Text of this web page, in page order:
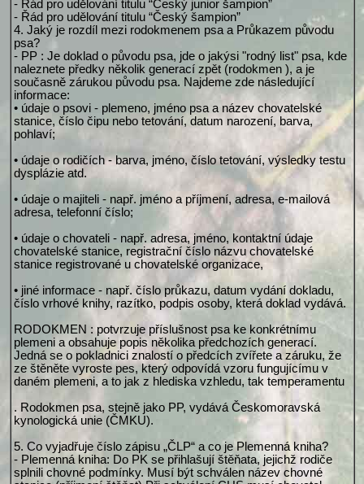
- Řád pro udělování titulu “Český junior šampion”
- Řád pro udělování titulu “Český šampion”
4. Jaký je rozdíl mezi rodokmenem psa a Průkazem původu
psa?
- PP : Je doklad o původu psa, jde o jakýsi "rodný list" psa, kde
naleznete předky několik generací zpět (rodokmen ), a je
současně zárukou původu psa. Najdeme zde následující
informace:
• údaje o psovi - plemeno, jméno psa a název chovatelské
stanice, číslo čipu nebo tetování, datum narození, barva,
pohlaví;
• údaje o rodičích - barva, jméno, číslo tetování, výsledky testu
dysplázie atd.
• údaje o majiteli - např. jméno a příjmení, adresa, e-mailová
adresa, telefonní číslo;
• údaje o chovateli - např. adresa, jméno, kontaktní údaje
chovatelské stanice, registrační číslo názvu chovatelské
stanice registrované u chovatelské organizace,
• jiné informace - např. číslo průkazu, datum vydání dokladu,
číslo vrhové knihy, razítko, podpis osoby, která doklad vydává.
RODOKMEN : potvrzuje příslušnost psa ke konkrétnímu
plemeni a obsahuje popis několika předchozích generací.
Jedná se o pokladnici znalostí o předcích zvířete a záruku, že
ze štěněte vyroste pes, který odpovídá vzoru fungujícímu v
daném plemeni, a to jak z hlediska vzhledu, tak temperamentu
. Rodokmen psa, stejně jako PP, vydává Českomoravská
kynologická unie (ČMKU).
5. Co vyjadřuje číslo zápisu „ČLP“ a co je Plemenná kniha?
- Plemenná kniha: Do PK se přihlašují štěňata, jejichž rodiče
splnili chovné podmínky. Musí být schválen název chovné